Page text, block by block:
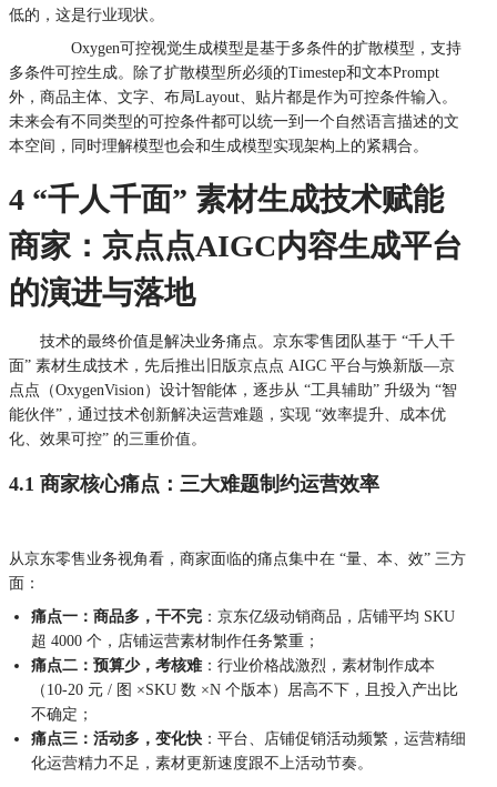
低的，这是行业现状。
Oxygen可控视觉生成模型是基于多条件的扩散模型，支持
多条件可控生成。除了扩散模型所必须的Timestep和文本Prompt
外，商品主体、文字、布局Layout、贴片都是作为可控条件输入。
未来会有不同类型的可控条件都可以统一到一个自然语言描述的文
本空间，同时理解模型也会和生成模型实现架构上的紧耦合。
4 “千人千面” 素材生成技术赋能
商家：京点点AIGC内容生成平台
的演进与落地
技术的最终价值是解决业务痛点。京东零售团队基于 “千人千
面” 素材生成技术， 先后推出旧版京点点 AIGC 平台与焕新版—京
点点（OxygenVision）设计智能体 ，逐步从 “工具辅助” 升级为 “智
能伙伴”，通过技术创新解决运营难题，实现 “效率提升、成本优
化、效果可控” 的三重价值。
4.1 商家核心痛点：三大难题制约运营效率
从京东零售业务视角看，商家面临的痛点集中在 “量、本、效” 三方
面：
痛点一：商品多，干不完 ：京东亿级动销商品，店铺平均 SKU
超 4000 个，店铺运营素材制作任务繁重；
痛点二：预算少，考核难：行业价格战激烈，素材制作成本
（10-20 元 / 图 ×SKU 数 ×N 个版本）居高不下，且投入产出比
不确定；
痛点三：活动多，变化快 ：平台、店铺促销活动频繁，运营精细
化运营精力不足，素材更新速度跟不上活动节奏。